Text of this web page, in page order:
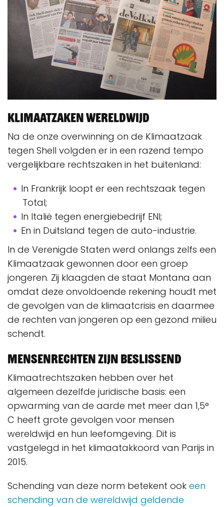
Klimaatzaken wereldwijd
Na de onze overwinning on de Klimaatzaak
tegen Shell volgden er in een razend tempo
vergelijkbare rechtszaken in het buitenland:
In Frankrijk loopt er een rechtszaak tegen
Total;
In Italië tegen energiebedrijf ENI;
En in Duitsland tegen de auto-industrie.
In de Verenigde Staten werd onlangs zelfs een
Klimaatzaak gewonnen door een groep
jongeren. Zij klaagden de staat Montana aan
omdat deze onvoldoende rekening houdt met
de gevolgen van de klimaatcrisis en daarmee
de rechten van jongeren op een gezond milieu
schendt.
Mensenrechten zijn beslissend
Klimaatrechtszaken hebben over het
algemeen dezelfde juridische basis: een
opwarming van de aarde met meer dan 1,5°
C heeft grote gevolgen voor mensen
wereldwijd en hun leefomgeving. Dit is
vastgelegd in het klimaatakkoord van Parijs in
2015.
Schending van deze norm betekent ook een
schending van de wereldwijd geldende